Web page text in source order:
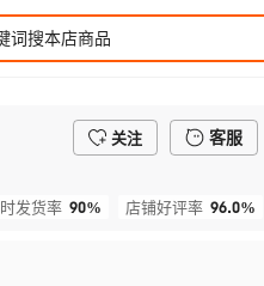
关注 客服
发货率 90% 店铺好评率 96.0%